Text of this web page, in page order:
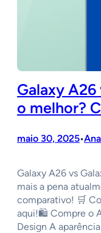
Galaxy
o melhor?
maio 30, 2025•
Galaxy A26 vs
mais a pena
comparativo! 🛒
aqui!🛍️ Compre o
Design A